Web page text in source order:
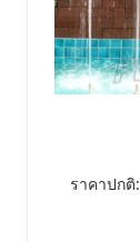
ราคาปกติ: